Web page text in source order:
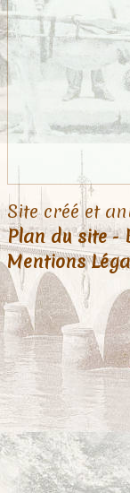
Site créé et
Plan du site-
Mentions